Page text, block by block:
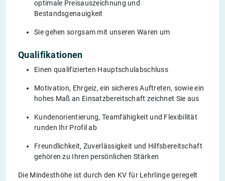
optimale Preisauszeichnung und
Bestandsgenauigkeit
Sie gehen sorgsam mit unseren Waren um
Qualifikationen
Einen qualifizierten Hauptschulabschluss
Motivation, Ehrgeiz, ein sicheres Auftreten, sowie ein
hohes Maß an Einsatzbereitschaft zeichnet Sie aus
Kundenorientierung, Teamfähigkeit und Flexibilität
runden Ihr Profil ab
Freundlichkeit, Zuverlässigkeit und Hilfsbereitschaft
gehören zu Ihren persönlichen Stärken
Die Mindesthöhe ist durch den KV für Lehrlinge geregelt